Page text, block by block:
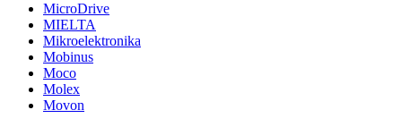
MicroDrive
MIELTA
Mikroelektronika
Mobinus
Moco
Molex
Movon